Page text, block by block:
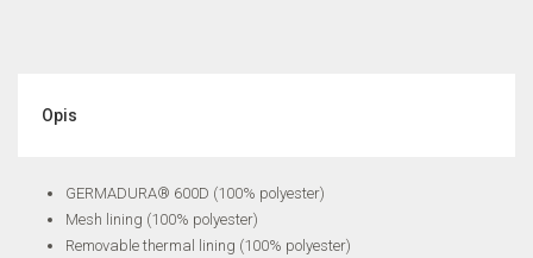
Opis
GERMADURA® 600D (100% polyester)
Mesh lining (100% polyester)
Removable thermal lining (100% polyester)